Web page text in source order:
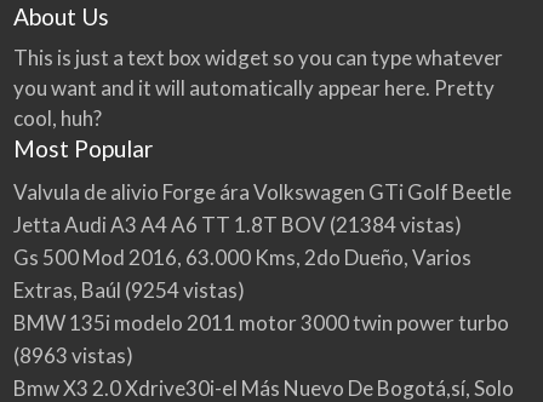
About Us
This is just a text box widget so you can type whatever
you want and it will automatically appear here. Pretty
cool, huh?
Most Popular
Valvula de alivio Forge ára Volkswagen GTi Golf Beetle
Jetta Audi A3 A4 A6 TT 1.8T BOV(21384 vistas)
Gs 500 Mod 2016, 63.000 Kms, 2do Dueño, Varios
Extras, Baúl (9254 vistas)
BMW 135i modelo 2011 motor 3000 twin power turbo
(8963 vistas)
Bmw X3 2.0 Xdrive30i-el Más Nuevo De Bogotá,sí, Solo